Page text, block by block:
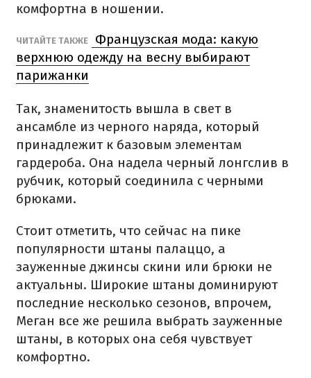
комфортна в ношении.
ЧИТАЙТЕ ТАКЖЕ
Французская мода: какую
верхнюю одежду на весну выбирают
парижанки
Так, знаменитость вышла в свет в
ансамбле из черного наряда, который
принадлежит к базовым элементам
гардероба. Она надела черный лонгслив в
рубчик, который соединила с черными
брюками.
Стоит отметить, что сейчас на пике
популярности штаны палаццо, а
зауженные джинсы скини или брюки не
актуальны. Широкие штаны доминируют
последние несколько сезонов, впрочем,
Меган все же решила выбрать зауженные
штаны, в которых она себя чувствует
комфортно.